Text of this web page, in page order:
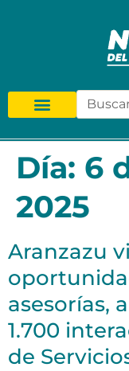
Día: 6
2025
Aranzazu
asesorías,
1.700
de